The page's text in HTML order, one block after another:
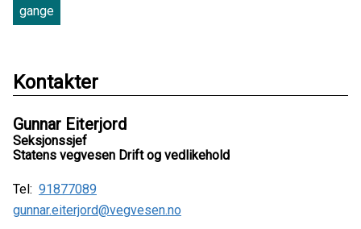
gange
Kontakter
Gunnar Eiterjord
Seksjonssjef
Statens vegvesen Drift og vedlikehold
Tel: 91877089
gunnar.eiterjord@vegvesen.no